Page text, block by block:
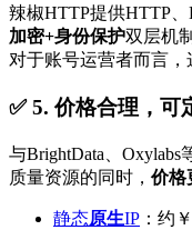
辣椒HTTP提供HTTP、
加密+身份保护双层机
对于账号运营者而言，
✅ 5. 价格合理，可
与BrightData、
质量资源的同时， 价格
静态原生IP ：约